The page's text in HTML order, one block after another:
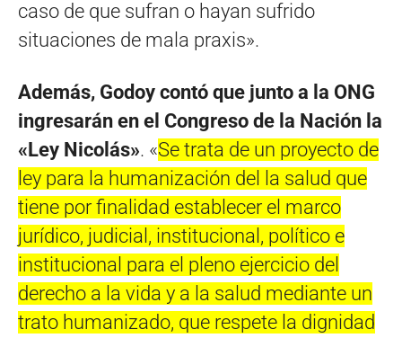
caso de que sufran o hayan sufrido
situaciones de mala praxis».
Además, Godoy contó que junto a la ONG
ingresarán en el Congreso de la Nación la
«Ley Nicolás». «Se trata de un proyecto de
ley para la humanización del la salud que
tiene por finalidad establecer el marco
jurídico, judicial, institucional, político e
institucional para el pleno ejercicio del
derecho a la vida y a la salud mediante un
trato humanizado, que respete la dignidad